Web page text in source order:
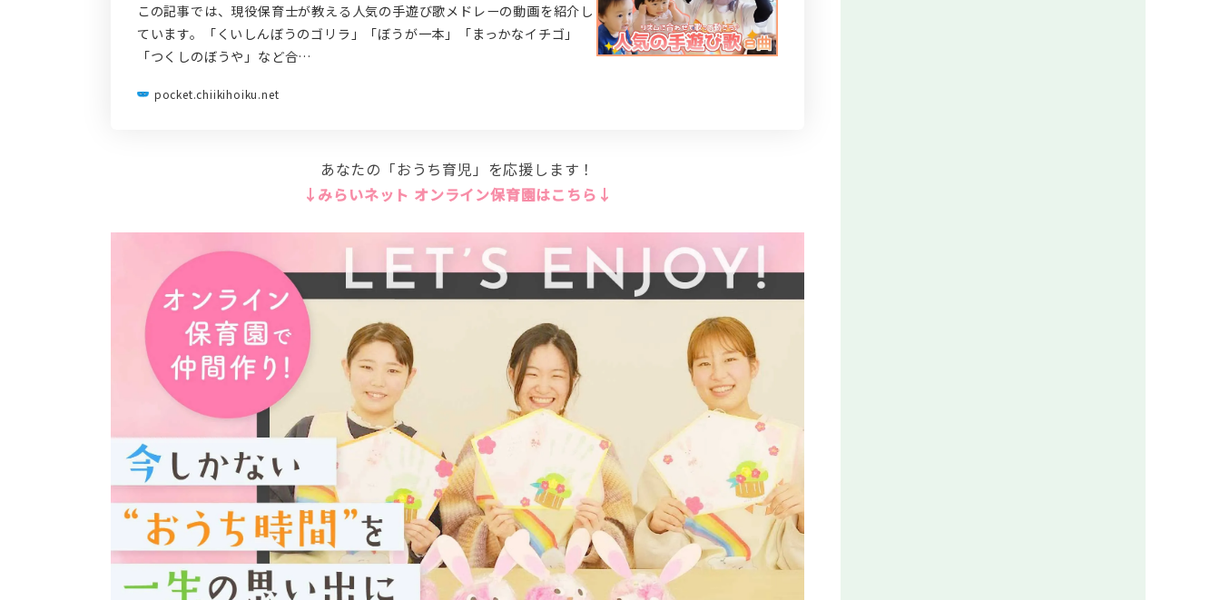
この記事では、現役保育士が教える人気の手遊び歌メドレーの動画を紹介し
ています。「くいしんぼうのゴリラ」「ぼうが一本」「まっかなイチゴ」
「つくしのぼうや」など合…
pocket.chiikihoiku.net
あなたの「おうち育児」を応援します！
↓みらいネット オンライン保育園はこちら↓